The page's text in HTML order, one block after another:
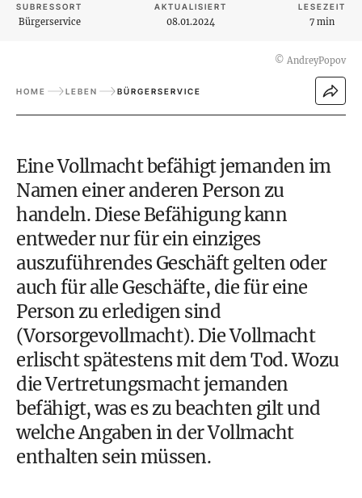
SUBRESSORT
Bürgerservice
AKTUALISIERT
08.01.2024
LESEZEIT
7 min
© AndreyPopov
HOME LEBEN BÜRGERSERVICE
Eine Vollmacht befähigt jemanden im
Namen einer anderen Person zu
handeln. Diese Befähigung kann
entweder nur für ein einziges
auszuführendes Geschäft gelten oder
auch für alle Geschäfte, die für eine
Person zu erledigen sind
(Vorsorgevollmacht). Die Vollmacht
erlischt spätestens mit dem Tod. Wozu
die Vertretungsmacht jemanden
befähigt, was es zu beachten gilt und
welche Angaben in der Vollmacht
enthalten sein müssen.